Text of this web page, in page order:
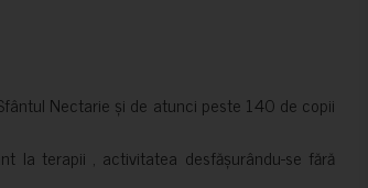
Nectarie și de atunci peste 140 de copii
la terapii , activitatea desfășurându-se fără